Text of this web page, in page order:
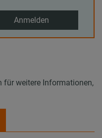
Anmelden
für weitere Informationen,